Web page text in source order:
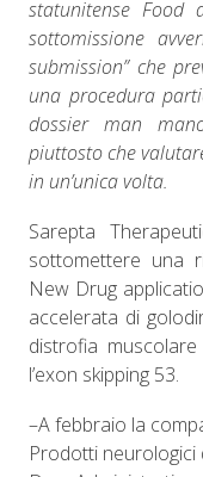
statunitense Food
sottomissione
submission” che
una procedura
dossier man
piuttosto che
in un’unica volta.
Sarepta
sottomettere una
New Drug
accelerata di
distrofia
l’exon skipping 53.
–A febbraio la
Prodotti neurologici